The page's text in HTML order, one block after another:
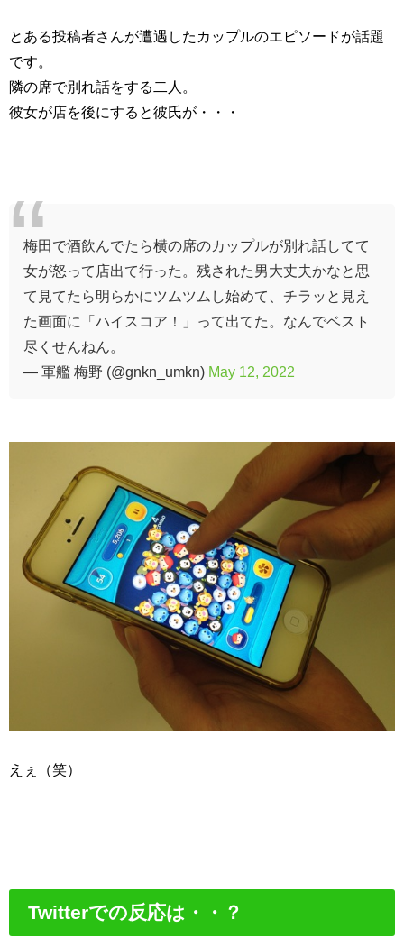
とある投稿者さんが遭遇したカップルのエピソードが話題
です。
隣の席で別れ話をする二人。
彼女が店を後にすると彼氏が・・・
梅田で酒飲んでたら横の席のカップルが別れ話してて
女が怒って店出て行った。残された男大丈夫かなと思
て見てたら明らかにツムツムし始めて、チラッと見え
た画面に「ハイスコア！」って出てた。なんでベスト
尽くせんねん。
— 軍艦 梅野 (@gnkn_umkn) May 12, 2022
えぇ（笑）
Twitterでの反応は・・？